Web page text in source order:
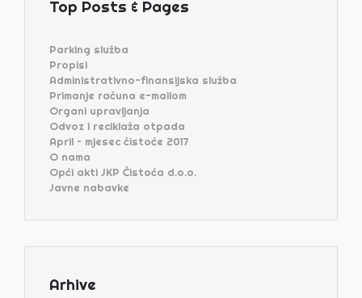
Top Posts & Pages
Parking služba
Propisi
Administrativno-finansijska služba
Primanje računa e-mailom
Organi upravljanja
Odvoz i reciklaža otpada
April – mjesec čistoće 2017
O nama
Opći akti JKP Čistoća d.o.o.
Javne nabavke
Arhive